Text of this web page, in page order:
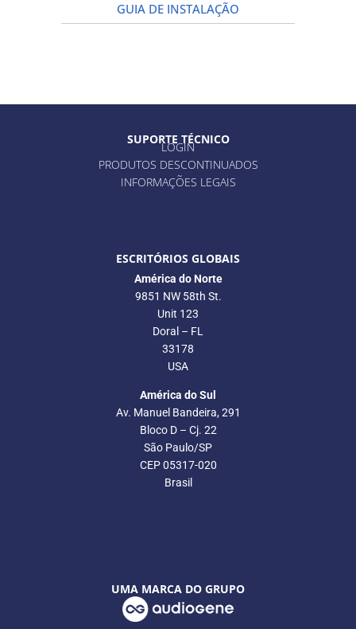
GUIA DE INSTALAÇÃO
SUPORTE TÉCNICO
LOGIN
PRODUTOS DESCONTINUADOS
INFORMAÇÕES LEGAIS
ESCRITÓRIOS GLOBAIS
América do Norte
9851 NW 58th St.
Unit 123
Doral – FL
33178
USA
América do Sul
Av. Manuel Bandeira, 291
Bloco D – Cj. 22
São Paulo/SP
CEP 05317-020
Brasil
UMA MARCA DO GRUPO